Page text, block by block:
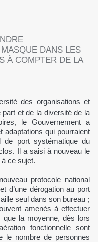
DANS LES
À COMPTER DE LA
des organisations et
part et de la diversité de la
le Gouvernement a
adaptations qui pourraient
de port systématique du
Il a saisi à nouveau le
ce sujet.
protocole national
d’une dérogation au port
seul dans son bureau ;
amenés à effectuer
la moyenne, dès lors
fonctionnelle sont
le nombre de personnes